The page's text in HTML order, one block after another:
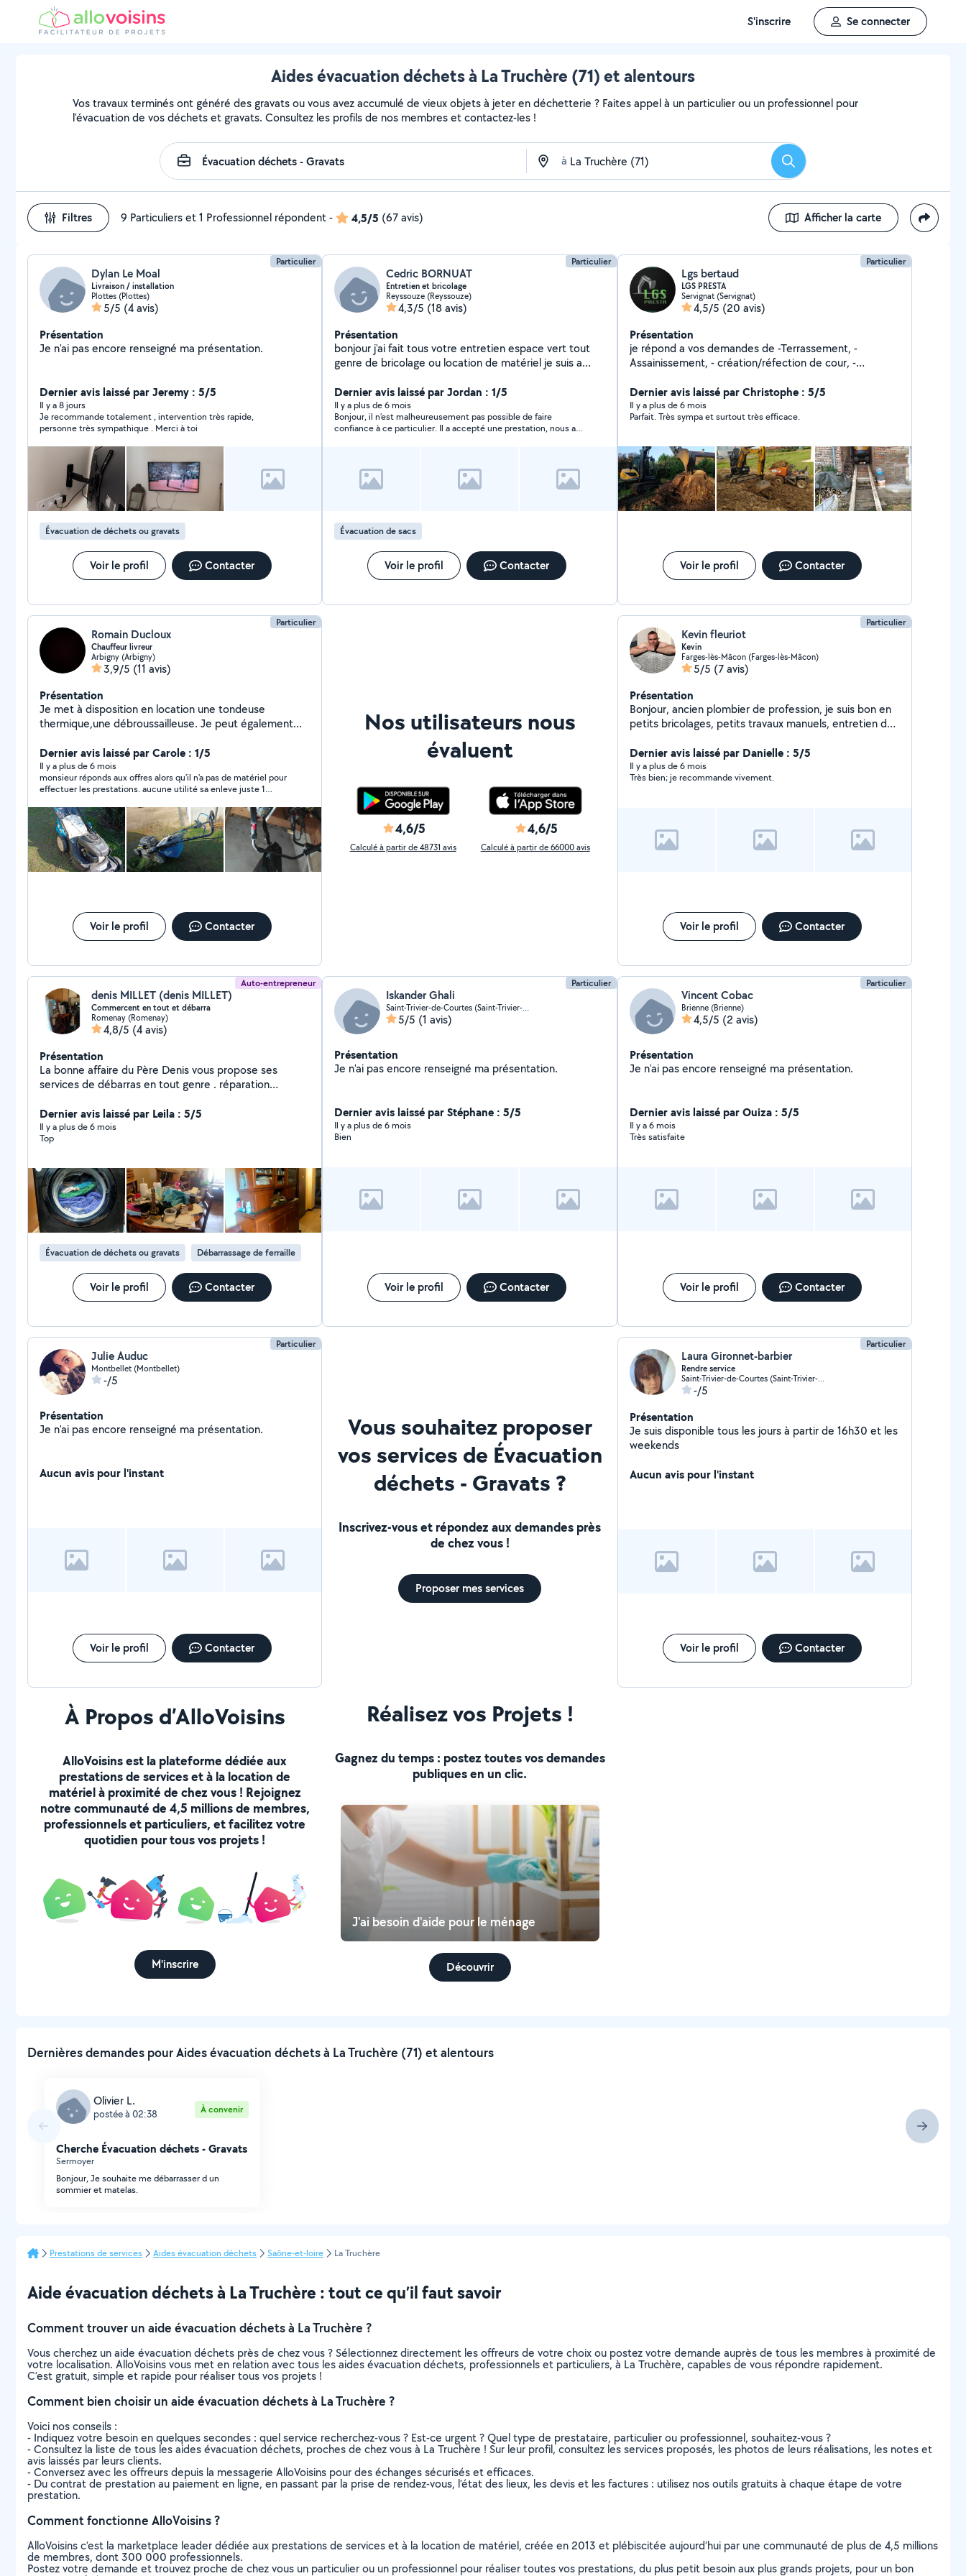
S'inscrire Se connecter
Aides évacuation déchets à La Truchère (71) et alentours
Vos travaux terminés ont généré des gravats ou vous avez accumulé de vieux objets à jeter en déchetterie ? Faites appel à un particulier ou un professionnel pour
l'évacuation de vos déchets et gravats. Consultez les profils de nos membres et contactez-les !
à Rechercher
Filtres 9 Particuliers et 1 Professionnel répondent- 4,5/5 (67 avis) Afficher la carte
Particulier
Dylan Le Moal
Livraison / installation
Plottes (Plottes)
5/5 (4 avis)
Présentation
Je n'ai pas encore renseigné ma présentation.
Dernier avis laissé par Jeremy : 5/5
Il y a 8 jours
Je recommande totalement , intervention très rapide,
personne très sympathique . Merci à toi
Évacuation de déchets ou gravats
Voir le profil Contacter
Particulier
Cedric BORNUAT
Entretien et bricolage
Reyssouze (Reyssouze)
4,3/5 (18 avis)
Présentation
bonjour j'ai fait tous votre entretien espace vert tout
genre de bricolage ou location de matériel je suis a
Dernier avis laissé par Jordan : 1/5
Il y a plus de 6 mois
Bonjour, il n’est malheureusement pas possible de faire
confiance à ce particulier. Il a accepté une prestation, nous a
messages qu’il a pourtant vu. C’est dommage et frustrant car
nous nous sommes rendu disponibles deux fois pour rien.
Évacuation de sacs
Voir le profil Contacter
Particulier
Lgs bertaud
LGS PRESTA
Servignat (Servignat)
4,5/5 (20 avis)
Présentation
je répond a vos demandes de -Terrassement, -
Assainissement, - création/réfection de cour, -
Spécialiste du travail en milieu restreint, -Pose de
benne, -Location de remorques porte voiture et outils
divers .... N'hésitez pas à consulter ma page Facebook :
Dernier avis laissé par Christophe : 5/5
Il y a plus de 6 mois
Parfait. Très sympa et surtout très efficace.
Voir le profil Contacter
Particulier
Romain Ducloux
Chauffeur livreur
Arbigny (Arbigny)
3,9/5 (11 avis)
Présentation
Je met à disposition en location une tondeuse
thermique,une débroussailleuse. Je peut également
si besoin.
Dernier avis laissé par Carole : 1/5
Il y a plus de 6 mois
monsieur réponds aux offres alors qu'il n'a pas de matériel pour
effectuer les prestations. aucune utilité sa enleve juste 1
Voir le profil Contacter
Nos utilisateurs nous
évaluent
4,6/5
Calculé à partir de 48731 avis
4,6/5
Calculé à partir de 66000 avis
Particulier
Kevin fleuriot
Kevin
Farges-lès-Mâcon (Farges-lès-Mâcon)
5/5 (7 avis)
Présentation
Bonjour, ancien plombier de profession, je suis bon en
petits bricolages, petits travaux manuels, entretien des
Dernier avis laissé par Danielle : 5/5
Il y a plus de 6 mois
Très bien; je recommande vivement.
Voir le profil Contacter
Auto-entrepreneur
denis MILLET (denis MILLET)
Commercent en tout et débarra
Romenay (Romenay)
4,8/5 (4 avis)
Présentation
La bonne affaire du Père Denis vous propose ses
services de débarras en tout genre . réparation
ou reconditionné Récupération d'appareil
électroménager ou écran plat ou ordinateur ou autre
pour recyclage proprement
Dernier avis laissé par Leila : 5/5
Il y a plus de 6 mois
Top
Évacuation de déchets ou gravats Débarrassage de ferraille
Voir le profil Contacter
Particulier
Iskander Ghali
Saint-Trivier-de-Courtes (Saint-Trivier-de-Courtes)
5/5 (1 avis)
Présentation
Je n'ai pas encore renseigné ma présentation.
Dernier avis laissé par Stéphane : 5/5
Il y a plus de 6 mois
Bien
Voir le profil Contacter
Particulier
Vincent Cobac
Brienne (Brienne)
4,5/5 (2 avis)
Présentation
Je n'ai pas encore renseigné ma présentation.
Dernier avis laissé par Ouiza : 5/5
Il y a 6 mois
Très satisfaite
Voir le profil Contacter
Particulier
Julie Auduc
Montbellet (Montbellet)
-/5
Présentation
Je n'ai pas encore renseigné ma présentation.
Aucun avis pour l'instant
Voir le profil Contacter
Vous souhaitez proposer
vos services de Évacuation
déchets - Gravats ?
Inscrivez-vous et répondez aux demandes près
de chez vous !
Proposer mes services
Particulier
Laura Gironnet-barbier
Rendre service
Saint-Trivier-de-Courtes (Saint-Trivier-de-Courtes)
-/5
Présentation
Je suis disponible tous les jours à partir de 16h30 et les
weekends
Aucun avis pour l'instant
Voir le profil Contacter
À Propos d’AlloVoisins
AlloVoisins est la plateforme dédiée aux
prestations de services et à la location de
matériel à proximité de chez vous ! Rejoignez
notre communauté de 4,5 millions de membres,
professionnels et particuliers, et facilitez votre
quotidien pour tous vos projets !
M'inscrire
Réalisez vos Projets !
Gagnez du temps : postez toutes vos demandes
publiques en un clic.
J'ai besoin d'aide pour le ménage
Découvrir
Dernières demandes pour Aides évacuation déchets à La Truchère (71) et alentours
Olivier L.
postée à 02:38 À convenir
Cherche Évacuation déchets - Gravats
Sermoyer
Bonjour, Je souhaite me débarrasser d un
sommier et matelas.
Prestations de services Aides évacuation déchets Saône-et-loire La Truchère
Aide évacuation déchets à La Truchère : tout ce qu’il faut savoir
Comment trouver un aide évacuation déchets à La Truchère ?
Vous cherchez un aide évacuation déchets près de chez vous ? Sélectionnez directement les offreurs de votre choix ou postez votre demande auprès de tous les membres à proximité de
votre localisation. AlloVoisins vous met en relation avec tous les aides évacuation déchets, professionnels et particuliers, à La Truchère, capables de vous répondre rapidement.
C’est gratuit, simple et rapide pour réaliser tous vos projets !
Comment bien choisir un aide évacuation déchets à La Truchère ?
Voici nos conseils :
- Indiquez votre besoin en quelques secondes : quel service recherchez-vous ? Est-ce urgent ? Quel type de prestataire, particulier ou professionnel, souhaitez-vous ?
- Consultez la liste de tous les aides évacuation déchets, proches de chez vous à La Truchère ! Sur leur profil, consultez les services proposés, les photos de leurs réalisations, les notes et
avis laissés par leurs clients.
- Conversez avec les offreurs depuis la messagerie AlloVoisins pour des échanges sécurisés et efficaces.
- Du contrat de prestation au paiement en ligne, en passant par la prise de rendez-vous, l’état des lieux, les devis et les factures : utilisez nos outils gratuits à chaque étape de votre
prestation.
Comment fonctionne AlloVoisins ?
AlloVoisins c’est la marketplace leader dédiée aux prestations de services et à la location de matériel, créée en 2013 et plébiscitée aujourd’hui par une communauté de plus de 4,5 millions
de membres, dont 300 000 professionnels.
Postez votre demande et trouvez proche de chez vous un particulier ou un professionnel pour réaliser toutes vos prestations, du plus petit besoin aux plus grands projets, pour un bon